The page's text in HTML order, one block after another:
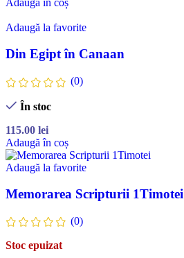
Adaugă la favorite
Din Egipt în Canaan
(0)
În stoc
115.00 lei
Adaugă în coș
Adaugă la favorite
Memorarea Scripturii 1Timotei
(0)
Stoc epuizat